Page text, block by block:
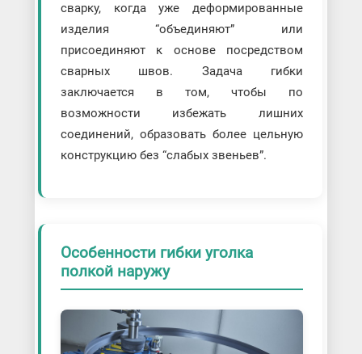
сварку, когда уже деформированные
изделия “объединяют” или
присоединяют к основе посредством
сварных швов. Задача гибки
заключается в том, чтобы по
возможности избежать лишних
соединений, образовать более цельную
конструкцию без “слабых звеньев”.
Особенности гибки уголка
полкой наружу